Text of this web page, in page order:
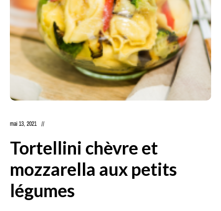
mai 13, 2021
Tortellini chèvre et
mozzarella aux petits
légumes